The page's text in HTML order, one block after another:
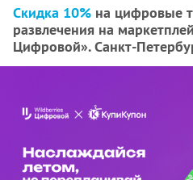
Скидка 10% на цифровые
развлечения на
Цифровой». Санкт-